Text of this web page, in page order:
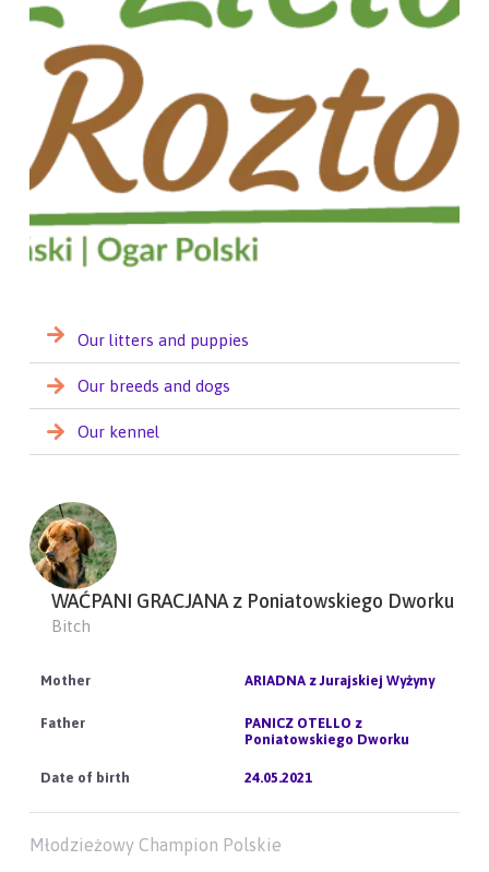
Our litters and puppies
Our breeds and dogs
Our kennel
WAĆPANI GRACJANA z Poniatowskiego Dworku
Bitch
ARIADNA z Jurajskiej Wyżyny
PANICZ OTELLO z
Poniatowskiego Dworku
24.05.2021
Młodzieżowy Champion Polskie